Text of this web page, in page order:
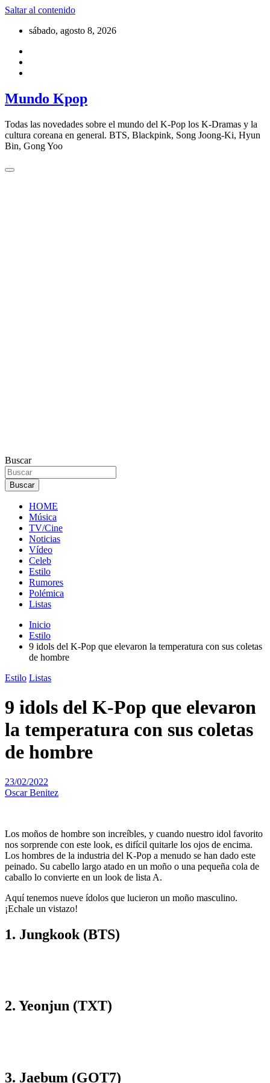
Saltar al contenido
sábado, agosto 8, 2026
Mundo Kpop
Todas las novedades sobre el mundo del K-Pop los K-Dramas y la
cultura coreana en general. BTS, Blackpink, Song Joong-Ki, Hyun
Bin, Gong Yoo
Buscar
Buscar
HOME
Música
TV/Cine
Noticias
Vídeo
Celeb
Estilo
Rumores
Polémica
Listas
Inicio
Estilo
9 idols del K-Pop que elevaron la temperatura con sus coletas
de hombre
Estilo Listas
9 idols del K-Pop que elevaron
la temperatura con sus coletas
de hombre
23/02/2022
Oscar Benitez
Los moños de hombre son increíbles, y cuando nuestro idol favorito
nos sorprende con este look, es difícil quitarle los ojos de encima.
Los hombres de la industria del K-Pop a menudo se han dado este
peinado. Su cabello largo atado en un moño o una pequeña cola de
caballo lo convierte en un look de lista A.
Aquí tenemos nueve ídolos que lucieron un moño masculino.
¡Echale un vistazo!
1. Jungkook (BTS)
2. Yeonjun (TXT)
3. Jaebum (GOT7)